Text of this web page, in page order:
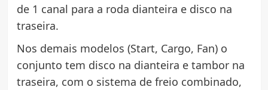
de 1 canal para a roda dianteira e disco na
traseira.
Nos demais modelos (Start, Cargo, Fan) o
conjunto tem disco na dianteira e tambor na
traseira, com o sistema de freio combinado,